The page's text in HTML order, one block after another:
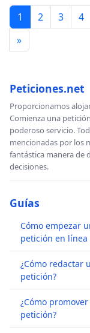
1 2 3 4
»
Peticiones.net
Proporcionamos
Comienza una
poderoso servicio.
mencionadas por los
fantástica manera de
decisiones.
Guías
Cómo empezar
petición en línea
¿Cómo redactar
petición?
¿Cómo
petición?